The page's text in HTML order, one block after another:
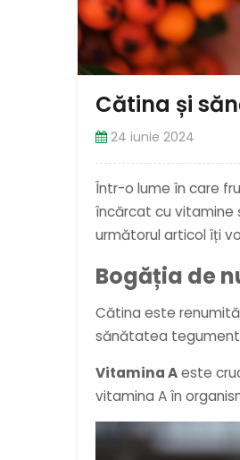
Cătina și
24 iunie 2024
Într-o lume în care
încărcat cu vitamine
următorul articol îți
Bogăția de
Cătina este
sănătatea
Vitamina Aeste
vitamina A în